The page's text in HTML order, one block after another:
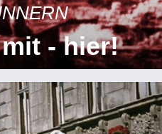
- hier!